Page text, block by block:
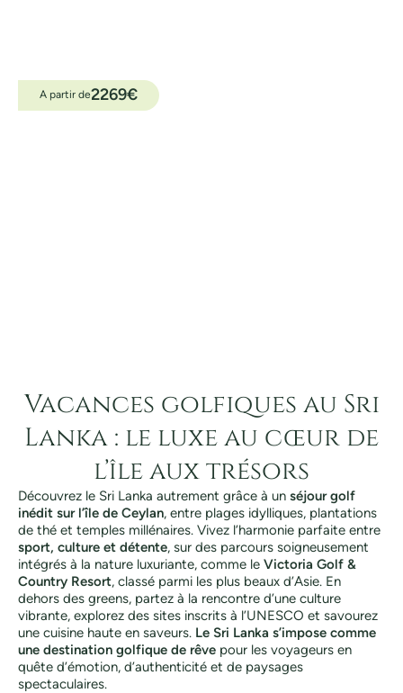
A partir de2269€
Vacances golfiques au Sri
Lanka : le luxe au cœur de
l’île aux trésors
Découvrez le Sri Lanka autrement grâce à un séjour golf
inédit sur l’île de Ceylan, entre plages idylliques, plantations
de thé et temples millénaires. Vivez l’harmonie parfaite entre
sport, culture et détente, sur des parcours soigneusement
intégrés à la nature luxuriante, comme le Victoria Golf &
Country Resort, classé parmi les plus beaux d’Asie. En
dehors des greens, partez à la rencontre d’une culture
vibrante, explorez des sites inscrits à l’UNESCO et savourez
une cuisine haute en saveurs. Le Sri Lanka s’impose comme
une destination golfique de rêve pour les voyageurs en
quête d’émotion, d’authenticité et de paysages
spectaculaires.